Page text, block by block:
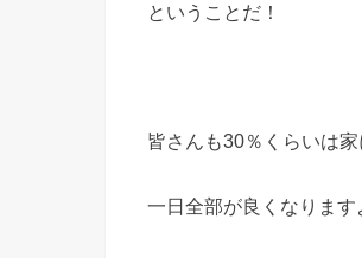
ということだ！
皆さんも30％くらいは
一日全部が良くなります